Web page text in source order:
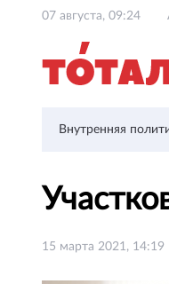
07 августа, 09:24
Внутренняя
15 марта 2021, 14:19